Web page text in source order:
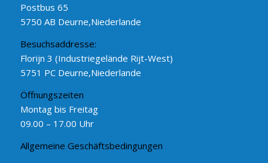
Postbus 65
5750 AB Deurne,Niederlande
Besuchsaddresse:
Florijn 3 (Industriegelände Rijt-West)
5751 PC Deurne,Niederlande
Öffnungszeiten
Montag bis Freitag
09.00 – 17.00 Uhr
Allgemeine Geschäftsbedingungen